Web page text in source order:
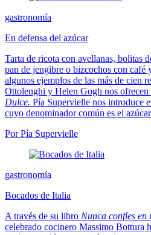
gastronomía
En defensa del azúcar
Tarta de ricota con avellanas, bolitas
pan de jengibre o bizcochos con café
algunos ejemplos de las más de cien
Ottolenghi y Helen Gogh nos
Dulce. Pía Supervielle nos introduce
cuyo denominador común es el
Por Pía Supervielle
gastronomía
Bocados de Italia
A través de su libro Nunca confíes
celebrado cocinero Massimo Bottura